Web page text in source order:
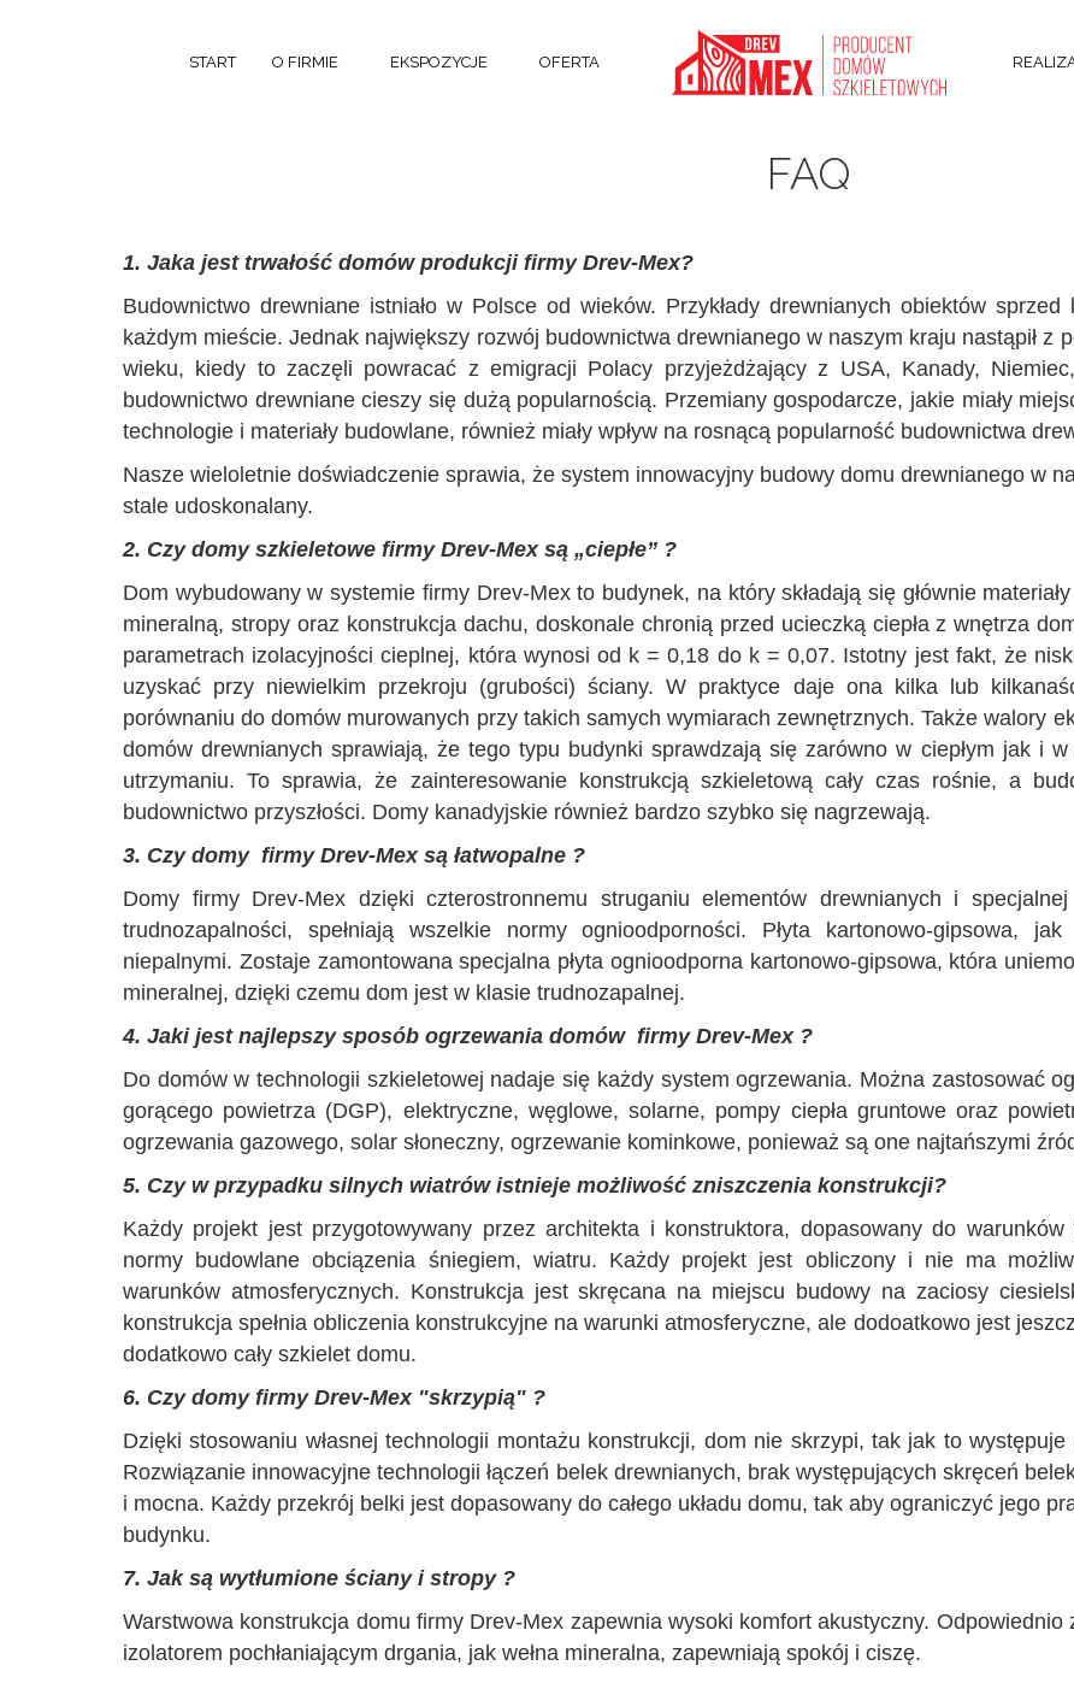
START O FIRMIE EKSPOZYCJE OFERTA
FAQ
1. Jaka jest trwałość domów produkcji firmy Drev-Mex?
Budownictwo drewniane istniało w Polsce od wieków. Przykłady drewnianych obiektów
każdym mieście. Jednak największy rozwój budownictwa drewnianego w naszym kraju nastąpił z
wieku, kiedy to zaczęli powracać z emigracji Polacy przyjeżdżający z USA, Kanady,
budownictwo drewniane cieszy się dużą popularnością. Przemiany gospodarcze, jakie miały
technologie i materiały budowlane, również miały wpływ na rosnącą popularność budownictwa
Nasze wieloletnie doświadczenie sprawia, że system innowacyjny budowy domu drewnianego w
stale udoskonalany.
2. Czy domy szkieletowe firmy Drev-Mex są „ciepłe” ?
Dom wybudowany w systemie firmy Drev-Mex to budynek, na który składają się głównie
mineralną, stropy oraz konstrukcja dachu, doskonale chronią przed ucieczką ciepła z wnętrza
parametrach izolacyjności cieplnej, która wynosi od k = 0,18 do k = 0,07. Istotny jest fakt, że
uzyskać przy niewielkim przekroju (grubości) ściany. W praktyce daje ona kilka lub
porównaniu do domów murowanych przy takich samych wymiarach zewnętrznych. Także walory
domów drewnianych sprawiają, że tego typu budynki sprawdzają się zarówno w ciepłym jak i
utrzymaniu. To sprawia, że zainteresowanie konstrukcją szkieletową cały czas rośnie, a
budownictwo przyszłości. Domy kanadyjskie również bardzo szybko się nagrzewają.
3. Czy domy firmy Drev-Mex są łatwopalne ?
Domy firmy Drev-Mex dzięki czterostronnemu struganiu elementów drewnianych i
trudnozapalności, spełniają wszelkie normy ognioodporności. Płyta kartonowo-gipsowa,
niepalnymi. Zostaje zamontowana specjalna płyta ognioodporna kartonowo-gipsowa, która
mineralnej, dzięki czemu dom jest w klasie trudnozapalnej.
4. Jaki jest najlepszy sposób ogrzewania domów firmy Drev-Mex ?
Do domów w technologii szkieletowej nadaje się każdy system ogrzewania. Można zastosować
gorącego powietrza (DGP), elektryczne, węglowe, solarne, pompy ciepła gruntowe oraz
ogrzewania gazowego, solar słoneczny, ogrzewanie kominkowe, ponieważ są one najtańszymi
5. Czy w przypadku silnych wiatrów istnieje możliwość zniszczenia konstrukcji?
Każdy projekt jest przygotowywany przez architekta i konstruktora, dopasowany do
normy budowlane obciązenia śniegiem, wiatru. Każdy projekt jest obliczony i nie ma
warunków atmosferycznych. Konstrukcja jest skręcana na miejscu budowy na zaciosy
konstrukcja spełnia obliczenia konstrukcyjne na warunki atmosferyczne, ale dodoatkowo jest
dodatkowo cały szkielet domu.
6. Czy domy firmy Drev-Mex "skrzypią" ?
Dzięki stosowaniu własnej technologii montażu konstrukcji, dom nie skrzypi, tak jak to
Rozwiązanie innowacyjne technologii łączeń belek drewnianych, brak występujących skręceń
i mocna. Każdy przekrój belki jest dopasowany do całego układu domu, tak aby ograniczyć jego
budynku.
7. Jak są wytłumione ściany i stropy ?
Warstwowa konstrukcja domu firmy Drev-Mex zapewnia wysoki komfort akustyczny. Odpowiednio
izolatorem pochłaniającym drgania, jak wełna mineralna, zapewniają spokój i ciszę.